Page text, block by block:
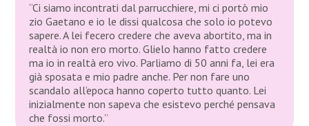
“Ci siamo incontrati dal parrucchiere, mi ci portò mio
zio Gaetano e io le dissi qualcosa che solo io potevo
sapere. A lei fecero credere che aveva abortito, ma in
realtà io non ero morto. Glielo hanno fatto credere
ma io in realtà ero vivo. Parliamo di 50 anni fa, lei era
già sposata e mio padre anche. Per non fare uno
scandalo all’epoca hanno coperto tutto quanto. Lei
inizialmente non sapeva che esistevo perché pensava
che fossi morto.”